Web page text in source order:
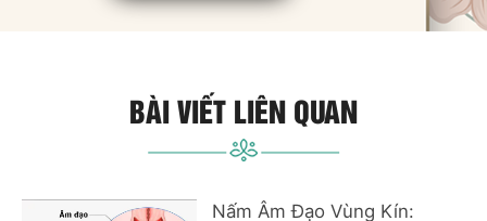
BÀI VIẾT LIÊN QUAN
Nấm Âm Đạo Vùng Kín: